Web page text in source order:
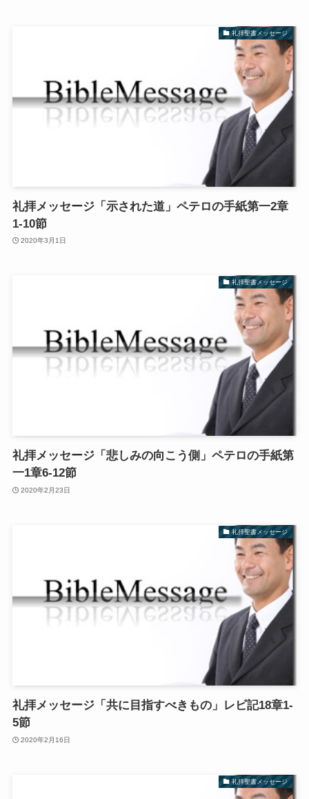
礼拝聖書メッセージ
礼拝メッセージ「示された道」ペテロの手紙第一2章
1-10節
2020年3月1日
礼拝聖書メッセージ
礼拝メッセージ「悲しみの向こう側」ペテロの手紙第
一1章6-12節
2020年2月23日
礼拝聖書メッセージ
礼拝メッセージ「共に目指すべきもの」レビ記18章1-
5節
2020年2月16日
礼拝聖書メッセージ